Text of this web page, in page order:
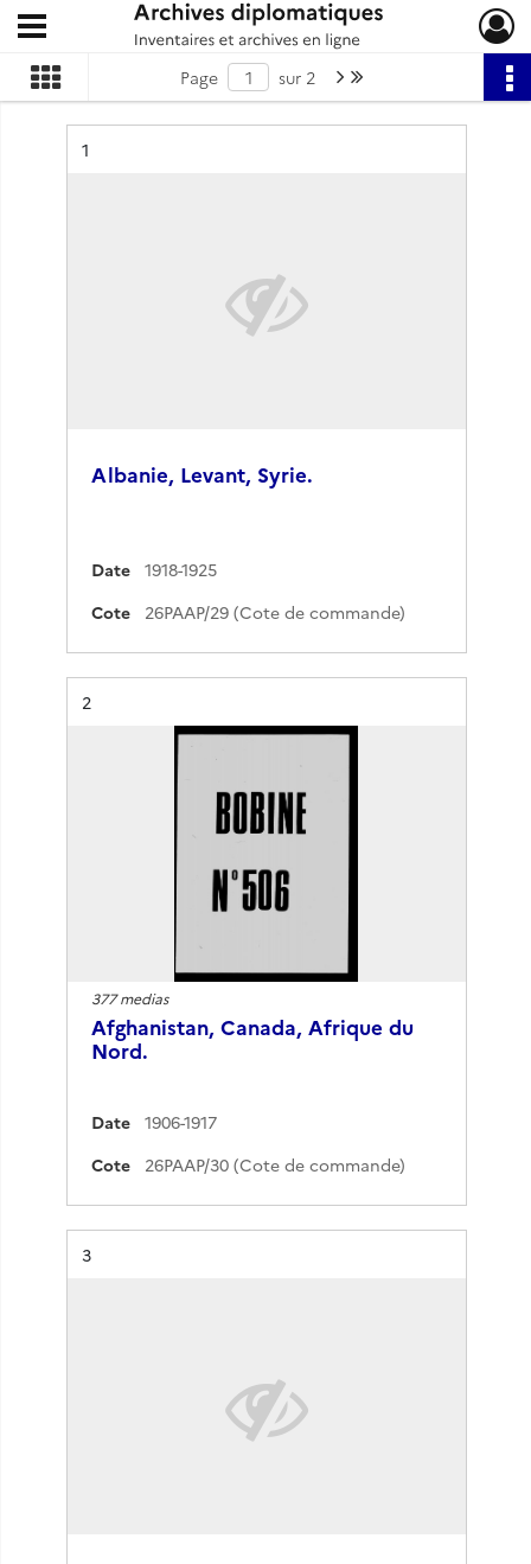
Archives diplomatiques
Ouvrir le menu déroulant
Page sur 2 Page suivante : 1/2
Résultat n°
1
Albanie, Levant, Syrie.
Date
1918-1925
Cote
26PAAP/29 (Cote de commande)
Résultat n°
2
377 medias
Afghanistan, Canada, Afrique du
Nord.
Date
1906-1917
Cote
26PAAP/30 (Cote de commande)
Résultat n°
3